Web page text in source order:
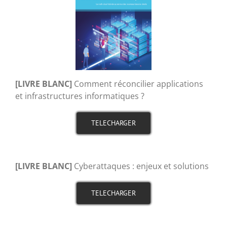
[LIVRE BLANC] Comment réconcilier applications
et infrastructures informatiques ?
TELECHARGER
[LIVRE BLANC] Cyberattaques : enjeux et solutions
TELECHARGER